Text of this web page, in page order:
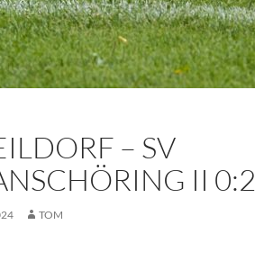
– SV
II 0:2
TOM